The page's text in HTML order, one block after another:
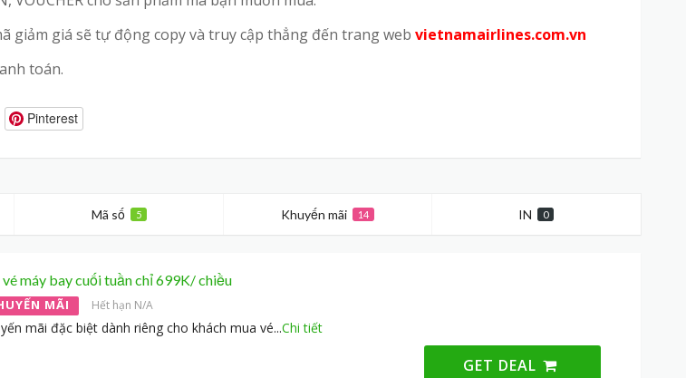
giảm giá sẽ tự động copy và truy cập thẳng đến trang web vietnamairlines.com.vn
toán.
Pinterest
Mã số 5 Khuyến mãi 14 IN 0
vé máy bay cuối tuần chỉ 699K/ chiều
MÃI Hết hạn N/A
mãi đặc biệt dành riêng cho khách mua vé...Chi tiết
GET DEAL